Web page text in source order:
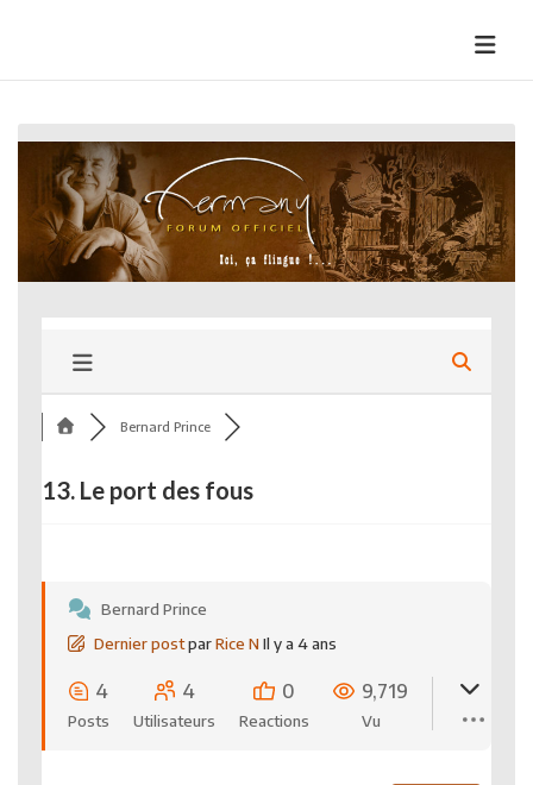
Bernard Prince
13. Le port des fous
Bernard Prince
Dernier postparRice N Il y a 4 ans
4
Posts
4
Utilisateurs
0
Reactions
9,719
Vu